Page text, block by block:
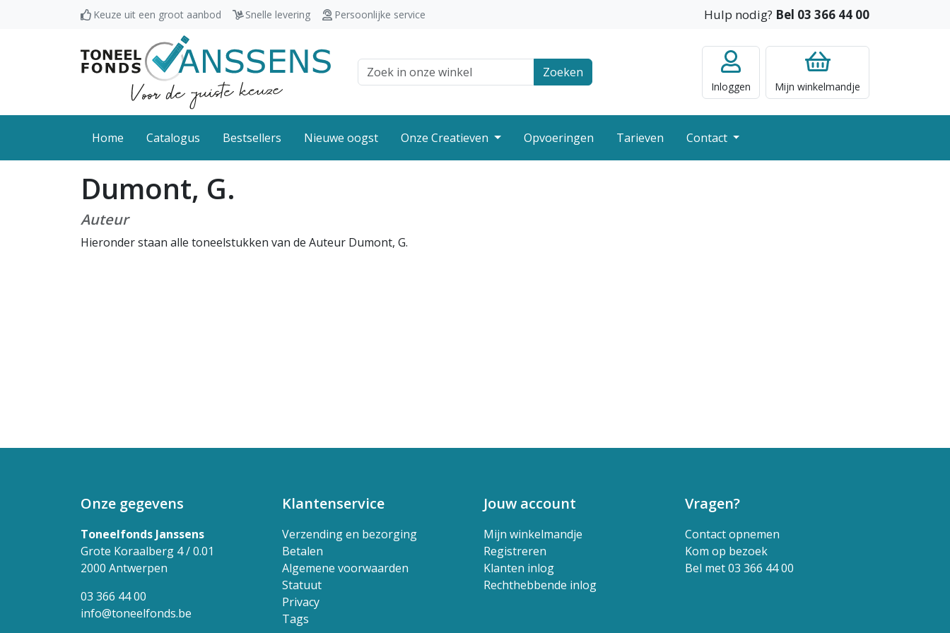
Keuze uit een groot aanbod Snelle levering Persoonlijke service Hulp nodig? Bel 03 366 44 00
Zoek veld Zoeken
Inloggen Mijn winkelmandje
Home Catalogus Bestsellers Nieuwe oogst Onze Creatieven Opvoeringen Tarieven Contact
Dumont, G.
Auteur
Hieronder staan alle toneelstukken van de Auteur Dumont, G.
Onze gegevens
Toneelfonds Janssens
Grote Koraalberg 4 / 0.01
2000 Antwerpen
03 366 44 00
info@toneelfonds.be
Klantenservice
Verzending en bezorging
Betalen
Algemene voorwaarden
Statuut
Privacy
Tags
Jouw account
Mijn winkelmandje
Registreren
Klanten inlog
Rechthebbende inlog
Vragen?
Contact opnemen
Kom op bezoek
Bel met 03 366 44 00